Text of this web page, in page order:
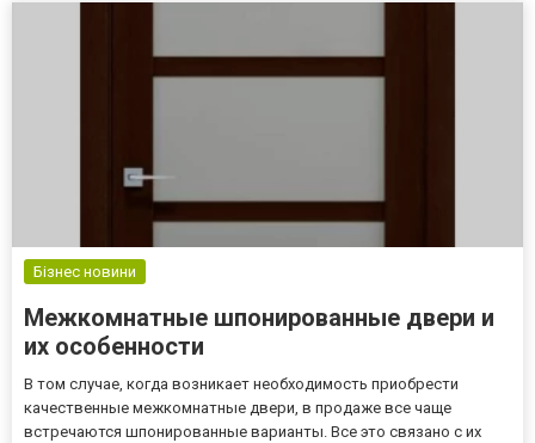
Бізнес новини
Межкомнатные шпонированные двери и
их особенности
В том случае, когда возникает необходимость приобрести
качественные межкомнатные двери, в продаже все чаще
встречаются шпонированные варианты. Все это связано с их